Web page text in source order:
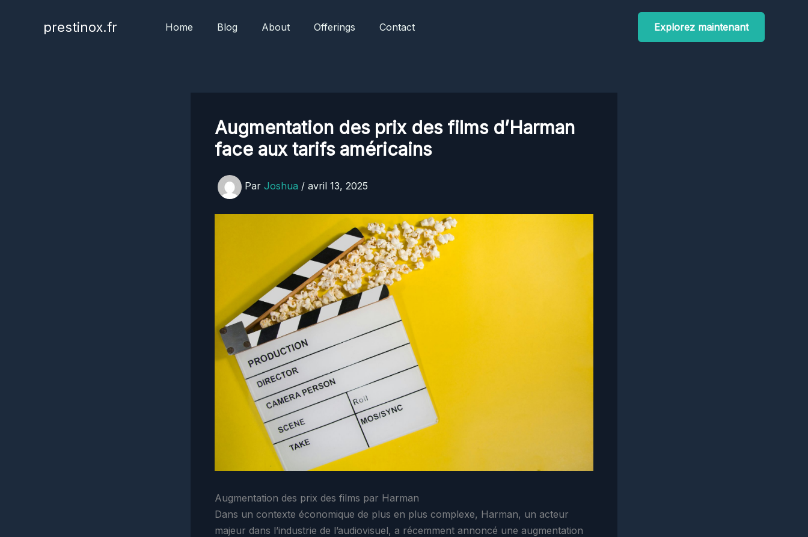
prestinox.fr Home Blog About Offerings Contact Explorez maintenant
Augmentation des prix des films d’Harman
face aux tarifs américains
Par Joshua / avril 13, 2025
Augmentation des prix des films par Harman
Dans un contexte économique de plus en plus complexe, Harman, un acteur
majeur dans l’industrie de l’audiovisuel, a récemment annoncé une augmentation